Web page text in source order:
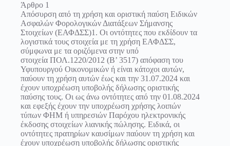
Άρθρο 1
Απόσυρση από τη χρήση και οριστική παύση Ειδικών
Ασφαλών Φορολογικών Διατάξεων Σήμανσης
Στοιχείων (ΕΑΦΔΣΣ)1. Οι οντότητες που εκδίδουν τα
λογιστικά τους στοιχεία με τη χρήση ΕΑΦΔΣΣ,
σύμφωνα με τα οριζόμενα στην υπό
στοιχεία ΠΟΛ.1220/2012 (Β’ 3517) απόφαση του
Υφυπουργού Οικονομικών ή είναι κάτοχοι αυτών,
παύουν τη χρήση αυτών έως και την 31.07.2024 και
έχουν υποχρέωση υποβολής δήλωσης οριστικής
παύσης τους. Οι ως άνω οντότητες από την 01.08.2024
και εφεξής έχουν την υποχρέωση χρήσης λοιπών
τύπων ΦΗΜ ή υπηρεσιών Παρόχου ηλεκτρονικής
έκδοσης στοιχείων λιανικής πώλησης. Ειδικά, οι
οντότητες πρατηρίων καυσίμων παύουν τη χρήση και
έχουν υποχρέωση υποβολής δήλωσης οριστικής